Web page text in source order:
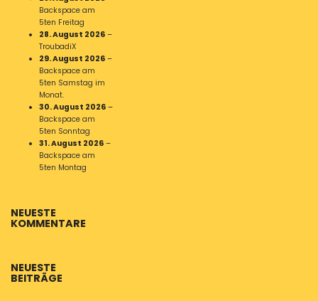
Backspace am
5ten Freitag
28. August 2026 –
TroubadiX
29. August 2026 –
Backspace am
5ten Samstag im
Monat.
30. August 2026 –
Backspace am
5ten Sonntag
31. August 2026 –
Backspace am
5ten Montag
NEUESTE
KOMMENTARE
NEUESTE
BEITRÄGE